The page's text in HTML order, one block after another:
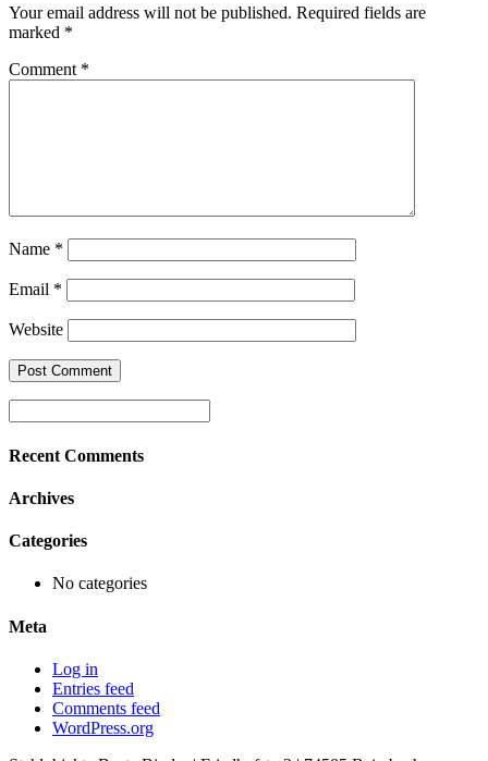
Your email address will not be published. Required fields are
marked *
Comment *
Name *
Email *
Website
Recent Comments
Archives
Categories
No categories
Meta
Log in
Entries feed
Comments feed
WordPress.org